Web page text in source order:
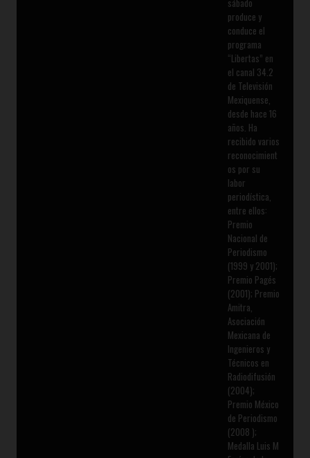
produce y
conduce el
programa
“Libertas” en
el canal 34.2
de Televisión
Mexiquense,
desde hace 16
años. Ha
recibido varios
reconocimient
os por su
labor
periodística,
entre ellos:
Premio
Nacional de
Periodismo
(1999 y 2001);
Premio Pagés
(2001); Premio
Amitra,
Asociación
Mexicana de
Ingenieros y
Técnicos en
Radiodifusión
(2004);
Premio México
de Periodismo
(2008 );
Medalla Luis M